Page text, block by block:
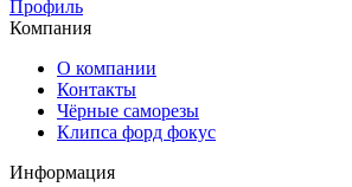
Профиль
Компания
О компании
Контакты
Чёрные саморезы
Клипса форд фокус
Информация